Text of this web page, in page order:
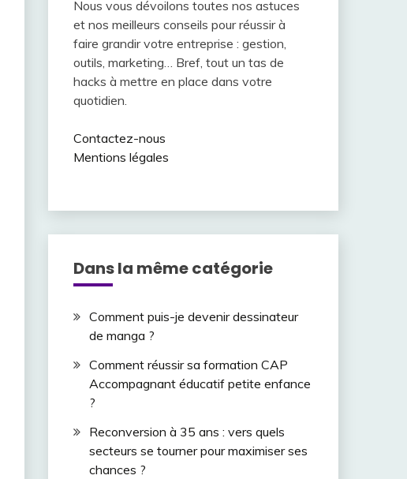
Nous vous dévoilons toutes nos astuces
et nos meilleurs conseils pour réussir à
faire grandir votre entreprise : gestion,
outils, marketing… Bref, tout un tas de
hacks à mettre en place dans votre
quotidien.
Contactez-nous
Mentions légales
Dans la même catégorie
Comment puis-je devenir dessinateur
de manga ?
Comment réussir sa formation CAP
Accompagnant éducatif petite enfance
?
Reconversion à 35 ans : vers quels
secteurs se tourner pour maximiser ses
chances ?